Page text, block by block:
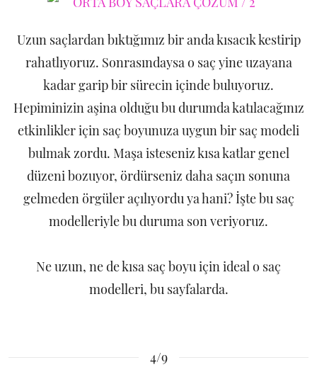
Uzun saçlardan bıktığımız bir anda kısacık kestirip
rahatlıyoruz. Sonrasındaysa o saç yine uzayana
kadar garip bir sürecin içinde buluyoruz.
Hepiminizin aşina olduğu bu durumda katılacağınız
etkinlikler için saç boyunuza uygun bir saç modeli
bulmak zordu. Maşa isteseniz kısa katlar genel
düzeni bozuyor, ördürseniz daha saçın sonuna
gelmeden örgüler açılıyordu ya hani? İşte bu saç
modelleriyle bu duruma son veriyoruz.
Ne uzun, ne de kısa saç boyu için ideal o saç
modelleri, bu sayfalarda.
4/9